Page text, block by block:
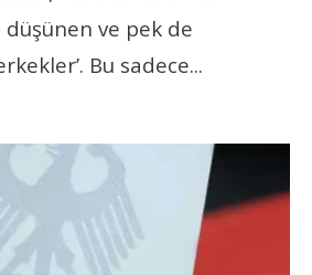
düşünen ve pek de
Bu sadece...